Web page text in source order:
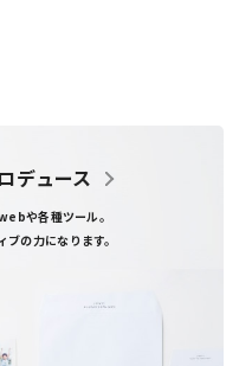
デュース
や各種ツール。
ブの力になります。